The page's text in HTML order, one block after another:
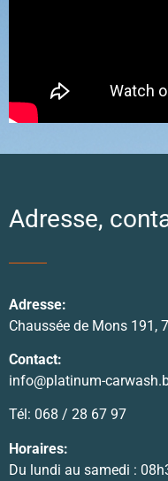
Adresse,
Adresse:
Chaussée de Mons 191,
Contact:
info@platinum-
Tél: 068 / 28 67 97
Horaires:
Du lundi au samedi :